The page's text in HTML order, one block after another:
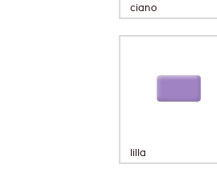
ciano
lilla